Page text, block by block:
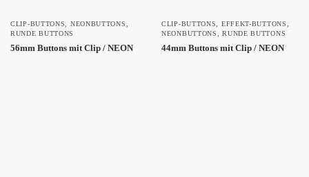
CLIP-BUTTONS NEONBUTTONS
RUNDE BUTTONS
56mm Buttons mit Clip / NEON
CLIP-BUTTONS EFFEKT-BUTTONS
NEONBUTTONS
,RUNDE BUTTONS
44mm Buttons mit Clip / NEON